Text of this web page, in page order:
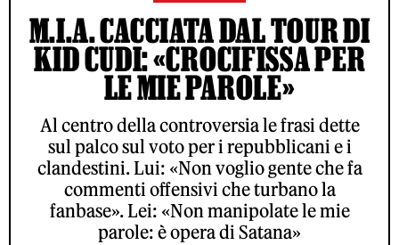
M.I.A. CACCIATA DAL TOUR DI
KID CUDI: «CROCIFISSA PER
LE MIE PAROLE»
Al centro della controversia le frasi dette
sul palco sul voto per i repubblicani e i
clandestini. Lui: «Non voglio gente che fa
commenti offensivi che turbano la
fanbase». Lei: «Non manipolate le mie
parole: è opera di Satana»